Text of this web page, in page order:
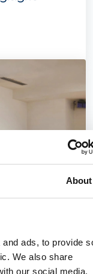
About
ads, to provide
We also share
our social media,